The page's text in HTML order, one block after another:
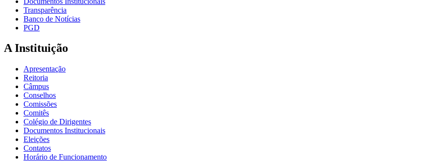
Transparência
Banco de Notícias
PGD
A Instituição
Apresentação
Reitoria
Câmpus
Conselhos
Comissões
Comitês
Colégio de Dirigentes
Documentos Institucionais
Eleições
Contatos
Horário de Funcionamento